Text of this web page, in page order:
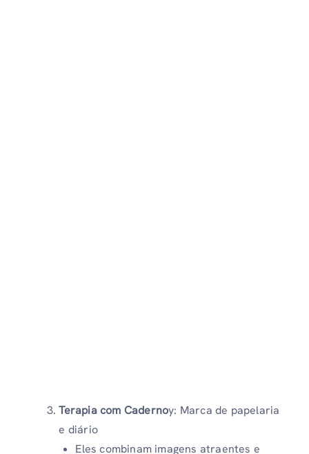
Terapia com Cadernoy: Marca de papelaria
e diário
Eles combinam imagens atraentes e